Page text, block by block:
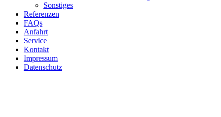
Sonstiges
Referenzen
FAQs
Anfahrt
Service
Kontakt
Impressum
Datenschutz